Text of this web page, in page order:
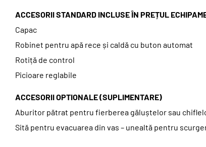
ACCESORII STANDARD INCLUSE ÎN PREȚUL
Capac
Robinet pentru apă rece și caldă cu buton automat
Rotiță de control
Picioare reglabile
ACCESORII OPTIONALE (SUPLIMENTARE)
Aburitor pătrat pentru fierberea găluștelor sau
Sită pentru evacuarea din vas – unealtă pentru